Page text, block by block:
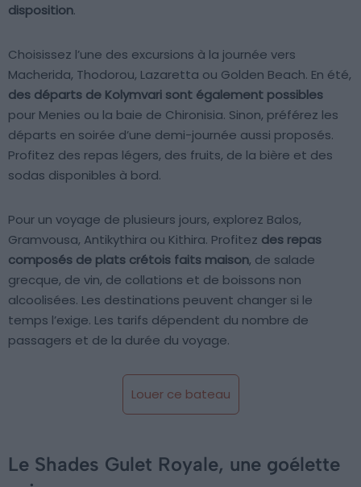
disposition.
Choisissez l’une des excursions à la journée vers
Macherida, Thodorou, Lazaretta ou Golden Beach. En été,
des départs de Kolymvari sont également possibles
pour Menies ou la baie de Chironisia. Sinon, préférez les
départs en soirée d’une demi-journée aussi proposés.
Profitez des repas légers, des fruits, de la bière et des
sodas disponibles à bord.
Pour un voyage de plusieurs jours, explorez Balos,
Gramvousa, Antikythira ou Kithira. Profitez des repas
composés de plats crétois faits maison, de salade
grecque, de vin, de collations et de boissons non
alcoolisées. Les destinations peuvent changer si le
temps l’exige. Les tarifs dépendent du nombre de
passagers et de la durée du voyage.
Louer ce bateau
Le Shades Gulet Royale, une goélette